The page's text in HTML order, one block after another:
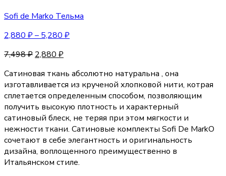
Sofi de Marko Тельма
2,880 ₽– 5,280 ₽
7,498₽ 2,880 ₽
Сатиновая ткань абсолютно натуральна , она
изготавливается из крученой хлопковой нити, котрая
сплетается определенным способом, позволяющим
получить высокую плотность и характерный
сатиновый блеск, не теряя при этом мягкости и
нежности ткани. Сатиновые комплекты Sofi De MarkO
сочетают в себе элегантность и оригинальность
дизайна, воплощенного преимущественно в
Итальянском стиле.